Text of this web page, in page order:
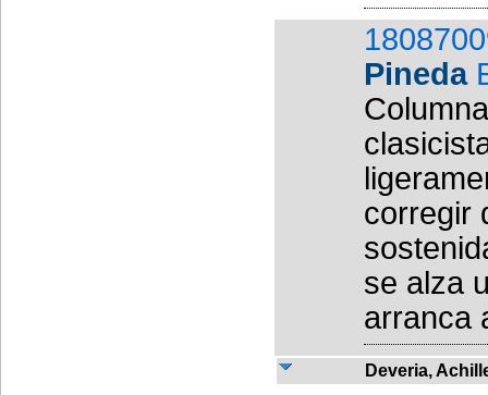
Pineda
corregir
se alza
arranca
Deveria,